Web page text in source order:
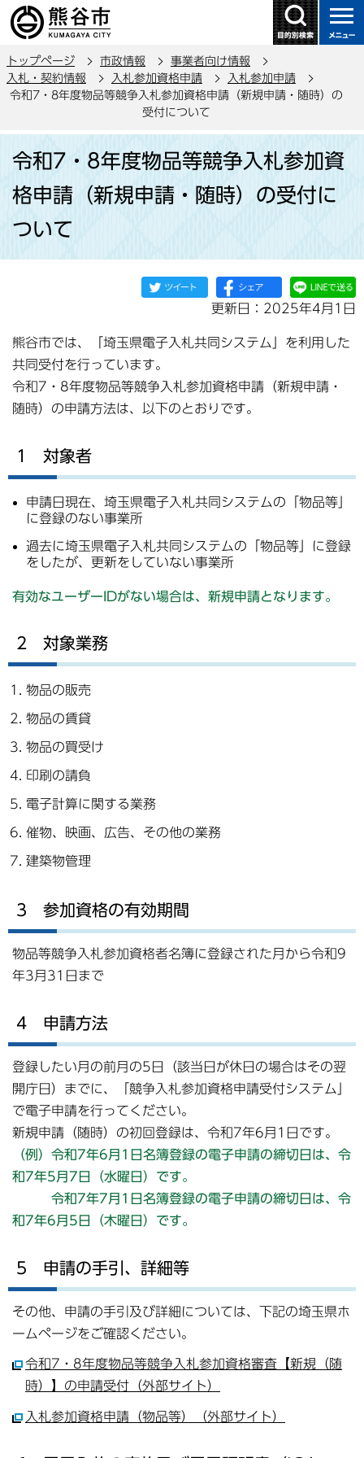
の
ー
ジ
先
トップページ 市政情報
事業者向け情報
入札・契約情報
入札参加資格申請
入札参加申請
令和7・8年度物品等競争入札参加資格申請（新規申請・随時）の
受付について
令和7・8年度物品等競争入札参加資
格申請（新規申請・随時）の受付に
ついて
更新日：2025年4月1日
熊谷市では、「埼玉県電子入札共同システム」を利用した
共同受付を行っています。
令和7・8年度物品等競争入札参加資格申請（新規申請・
随時）の申請方法は、以下のとおりです。
1 対象者
申請日現在、埼玉県電子入札共同システムの「物品等」
に登録のない事業所
過去に埼玉県電子入札共同システムの「物品等」に登録
をしたが、更新をしていない事業所
有効なユーザーIDがない場合は、新規申請となります。
2 対象業務
物品の販売
物品の賃貸
物品の買受け
印刷の請負
電子計算に関する業務
催物、映画、広告、その他の業務
建築物管理
3 参加資格の有効期間
物品等競争入札参加資格者名簿に登録された月から令和9
年3月31日まで
4 申請方法
登録したい月の前月の5日（該当日が休日の場合はその翌
開庁日）までに、「競争入札参加資格申請受付システム」
で電子申請を行ってください。
新規申請（随時）の初回登録は、令和7年6月1日です。
（例） 令和7年6月1日名簿登録の電子申請の締切日は、令
和7年5月7日（水曜日）です。
令和7年7月1日名簿登録の電子申請の締切日は、令
和7年6月5日（木曜日）です。
5 申請の手引、詳細等
その他、申請の手引及び詳細については、下記の埼玉県ホ
ームページをご確認ください。
令和7・8年度物品等競争入札参加資格審査【新規（随
時）】の申請受付（外部サイト）
入札参加資格申請（物品等）（外部サイト）